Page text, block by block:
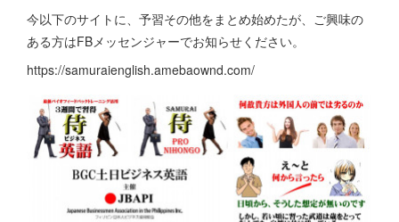
https://globalclub.amebaownd.com/
今以下のサイトに、予習その他をまとめ始めたが、ご興味の
ある方はFBメッセンジャーでお知らせください。
https://samuraienglish.amebaownd.com/